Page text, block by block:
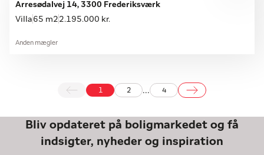
Arresødalvej 14, 3300 Frederiksværk
Villa 65 m2 2.195.000 kr.
Anden mægler
2 ... 4
Bliv opdateret på boligmarkedet og få
indsigter, nyheder og inspiration